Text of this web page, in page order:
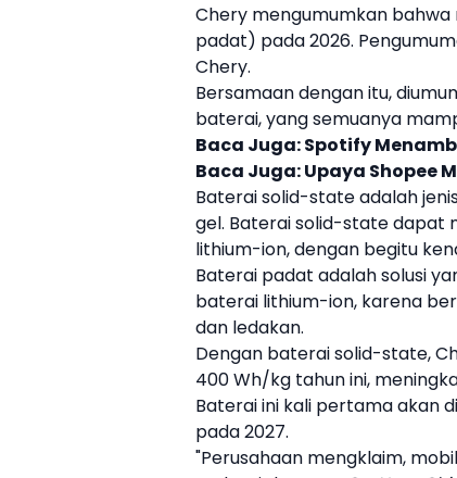
Chery mengumumkan
padat) pada 2026.
Chery.
Bersamaan dengan itu,
baterai, yang semuanya
Baca Juga:Spotify
Baca Juga:Upaya Shopee
Baterai solid-state adalah
gel. Baterai solid-state dapat
lithium-ion, dengan begitu
Baterai padat adalah solusi
baterai lithium-ion, karena
dan ledakan.
Dengan baterai solid-state,
400 Wh/kg tahun ini,
Baterai ini kali pertama akan
pada 2027.
"Perusahaan mengklaim,